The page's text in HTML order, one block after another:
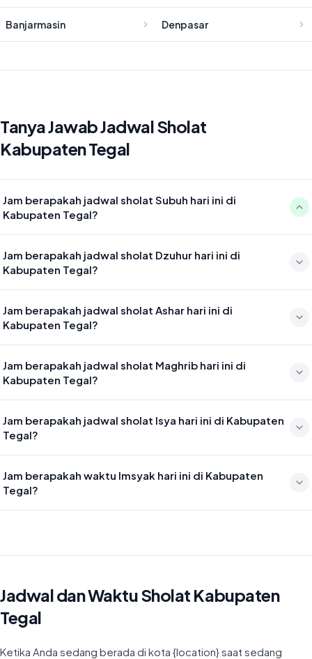
Banjarmasin Denpasar
Tanya Jawab Jadwal Sholat
Kabupaten Tegal
Jam berapakah jadwal sholat Subuh hari ini di
Kabupaten Tegal?
Jam berapakah jadwal sholat Dzuhur hari ini di
Kabupaten Tegal?
Jam berapakah jadwal sholat Ashar hari ini di
Kabupaten Tegal?
Jam berapakah jadwal sholat Maghrib hari ini di
Kabupaten Tegal?
Jam berapakah jadwal sholat Isya hari ini di Kabupaten
Tegal?
Jam berapakah waktu Imsyak hari ini di Kabupaten
Tegal?
Jadwal dan Waktu Sholat Kabupaten
Tegal
Ketika Anda sedang berada di kota {location} saat sedang